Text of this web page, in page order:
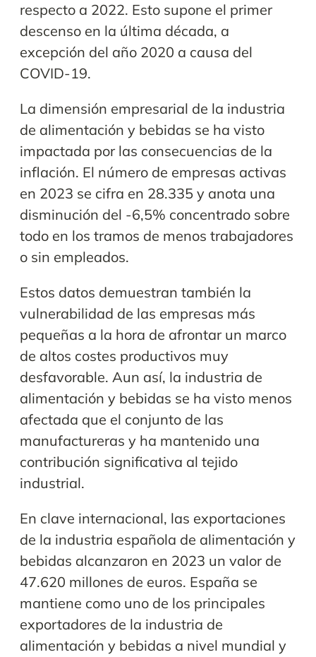
respecto a 2022. Esto supone el primer
descenso en la última década, a
excepción del año 2020 a causa del
COVID-19.
La dimensión empresarial de la industria
de alimentación y bebidas se ha visto
impactada por las consecuencias de la
inflación. El número de empresas activas
en 2023 se cifra en 28.335 y anota una
disminución del -6,5% concentrado sobre
todo en los tramos de menos trabajadores
o sin empleados.
Estos datos demuestran también la
vulnerabilidad de las empresas más
pequeñas a la hora de afrontar un marco
de altos costes productivos muy
desfavorable. Aun así, la industria de
alimentación y bebidas se ha visto menos
afectada que el conjunto de las
manufactureras y ha mantenido una
contribución significativa al tejido
industrial.
En clave internacional, las exportaciones
de la industria española de alimentación y
bebidas alcanzaron en 2023 un valor de
47.620 millones de euros. España se
mantiene como uno de los principales
exportadores de la industria de
alimentación y bebidas a nivel mundial y